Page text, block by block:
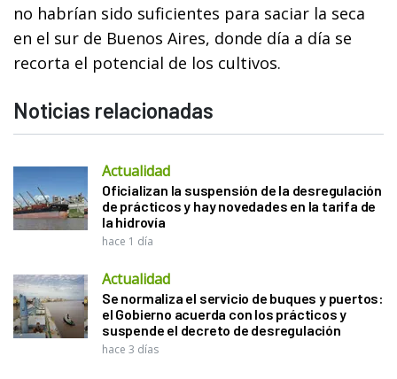
no habrían sido suficientes para saciar la seca
en el sur de Buenos Aires, donde día a día se
recorta el potencial de los cultivos.
Noticias relacionadas
Actualidad
Oficializan la suspensión de la desregulación
de prácticos y hay novedades en la tarifa de
la hidrovía
hace 1 día
Actualidad
Se normaliza el servicio de buques y puertos:
el Gobierno acuerda con los prácticos y
suspende el decreto de desregulación
hace 3 días